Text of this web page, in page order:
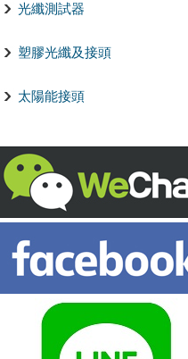
光纖測試器
塑膠光纖及接頭
太陽能接頭